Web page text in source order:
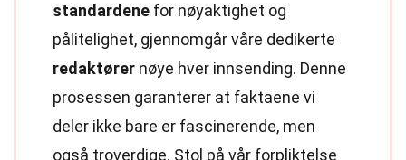
standardene for nøyaktighet og
pålitelighet, gjennomgår våre dedikerte
redaktører nøye hver innsending. Denne
prosessen garanterer at faktaene vi
deler ikke bare er fascinerende, men
også troverdige. Stol på vår forpliktelse